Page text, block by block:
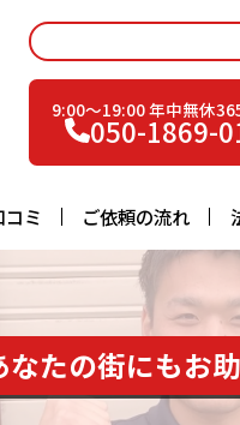
9:00〜19:00 年中無休
050-1869-
ミ ご依頼の流れ
なたの街にもお